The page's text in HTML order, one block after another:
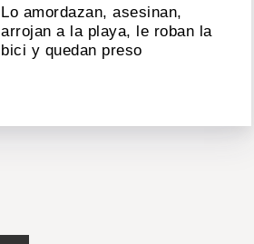
Lo amordazan, asesinan,
arrojan a la playa, le roban la
bici y quedan preso